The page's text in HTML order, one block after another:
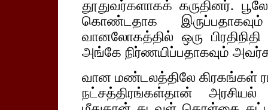
தூதுவர்களாகக் கருதினர்.
கொண்டதாக
வானலோகத்தில் ஒரு
அங்கே நிர்ணயிப்பதாகவும்
வான மண்டலத்திலே கிரகங்கள்
நட்சத்திரங்கள்தான்